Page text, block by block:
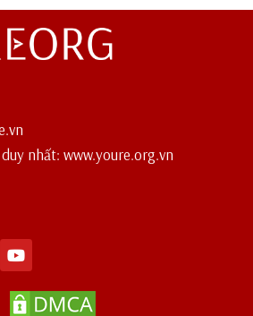
nhất: www.youre.org.vn